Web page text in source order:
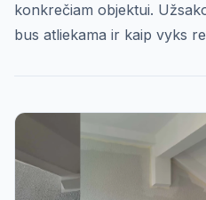
konkrečiam objektui.
bus atliekama ir kaip vyks